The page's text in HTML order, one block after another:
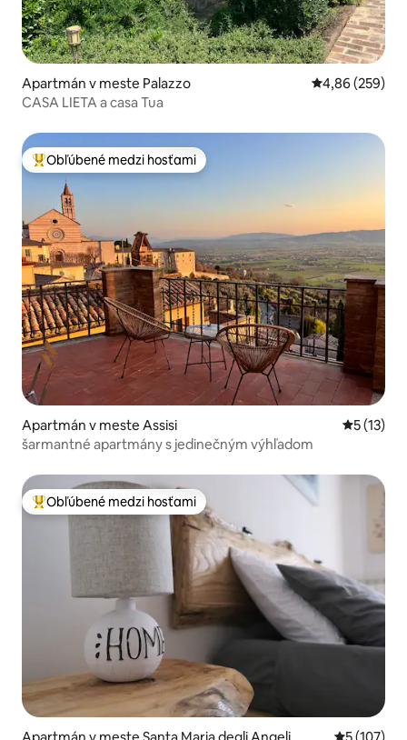
Apartmán v meste Palazzo Priemerné
4,86 (259)
CASA LIETA a casa Tua
Najobľúbenejšie medzi hosťami
Obľúbené medzi hosťami
Apartmán v meste Assisi
5 (13)
šarmantné apartmány s jedinečným výhľadom
Najobľúbenejšie medzi hosťami
Obľúbené medzi hosťami